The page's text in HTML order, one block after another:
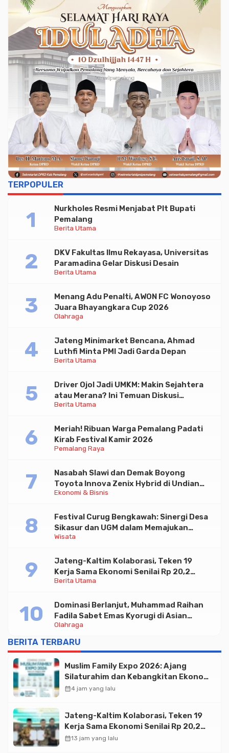
TERPOPULER
Berita Utama
Nurkholes Resmi Menjabat Plt Bupati
Pemalang
Berita Utama
DKV Fakultas Ilmu Rekayasa, Universitas
Paramadina Gelar Diskusi Desain
Olahraga
Menang Adu Penalti, AWON FC Wonoyoso
Juara Bhayangkara Cup 2026
Berita Utama
Jateng Minimarket Bencana, Ahmad
Luthfi Minta PMI Jadi Garda Depan
Berita Utama
Driver Ojol Jadi UMKM: Makin Sejahtera
atau Merana? Ini Temuan Diskusi
Paramadina
Pemalang Raya
Meriah! Ribuan Warga Pemalang Padati
Kirab Festival Kamir 2026
Ekonomi & Bisnis
Nasabah Slawi dan Demak Boyong
Toyota Innova Zenix Hybrid di Undian
Tabungan Bima Bank Jateng
Wisata
Festival Curug Bengkawah: Sinergi Desa
Sikasur dan UGM dalam Memajukan
Wisata serta UMKM Lokal
Berita Utama
Jateng-Kaltim Kolaborasi, Teken 19
Kerja Sama Ekonomi Senilai Rp 20,2
Triliun
Olahraga
Dominasi Berlanjut, Muhammad Raihan
Fadila Sabet Emas Kyorugi di Asian
Taekwondo Indonesia Open 2026
BERITA TERBARU
Muslim Family Expo 2026: Ajang
Silaturahim dan Kebangkitan Ekonomi
Halal di Jakarta
calendar_month4 jam yang lalu
Jateng-Kaltim Kolaborasi, Teken 19
Kerja Sama Ekonomi Senilai Rp 20,2
Triliun
calendar_month13 jam yang lalu